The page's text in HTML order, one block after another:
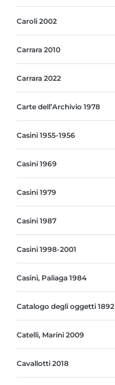
Caroli 2002
Carrara 2010
Carrara 2022
Carte dell’Archivio 1978
Casini 1955-1956
Casini 1969
Casini 1979
Casini 1987
Casini 1998-2001
Casini, Paliaga 1984
Catalogo degli oggetti 1892
Catelli, Marini 2009
Cavallotti 2018